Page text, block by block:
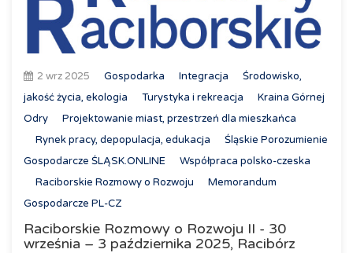
2 wrz 2025 Gospodarka Integracja
Środowisko,
jakość życia, ekologia
Turystyka i rekreacja
Kraina Górnej
Odry
Projektowanie miast, przestrzeń dla mieszkańca
Rynek pracy, depopulacja, edukacja
Śląskie Porozumienie
Gospodarcze ŚLĄSK.ONLINE
Współpraca polsko-czeska
Raciborskie Rozmowy o Rozwoju
Memorandum
Gospodarcze PL-CZ
Raciborskie Rozmowy o Rozwoju II - 30
września – 3 października 2025, Racibórz